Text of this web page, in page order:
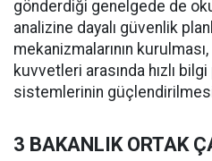
gönderdiği genelgede de
analizine dayalı güvenlik
mekanizmalarının
kuvvetleri arasında hızlı
sistemlerinin
3 BAKANLIK ORTAK